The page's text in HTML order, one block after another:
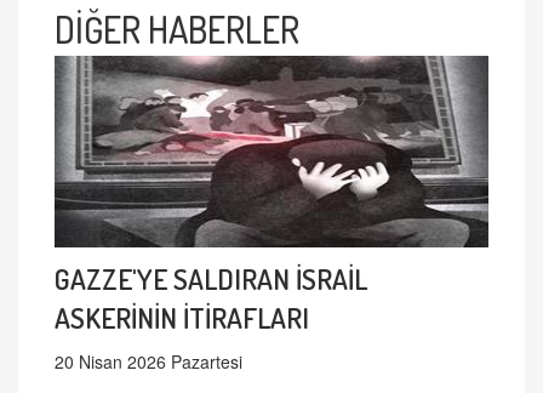
DİĞER HABERLER
GAZZE'YE SALDIRAN İSRAİL
ASKERİNİN İTİRAFLARI
20 Nisan 2026 Pazartesi